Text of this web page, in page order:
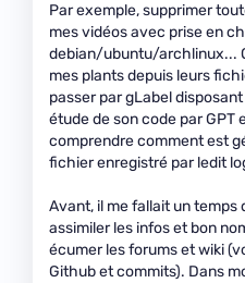
Par exemple, supprimer
mes vidéos avec prise en
debian/ubuntu/archlinux...
mes plants depuis leurs
passer par gLabel
étude de son code par GPT
comprendre comment est
fichier enregistré par ledit
Avant, il me fallait un
assimiler les infos et bon
écumer les forums et wiki
Github et commits). Dans